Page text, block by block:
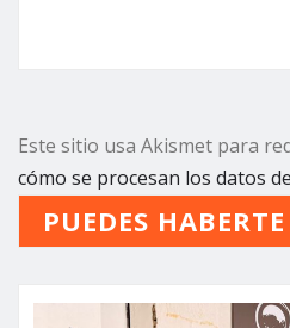
Este sitio usa Akismet para
cómo se procesan los datos
PUEDES